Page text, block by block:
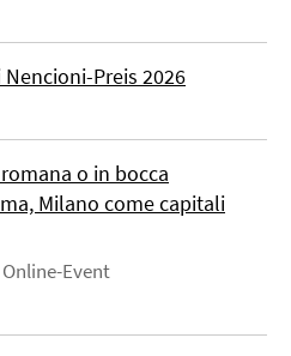
Preis 2026
o in bocca
Milano come capitali
Event